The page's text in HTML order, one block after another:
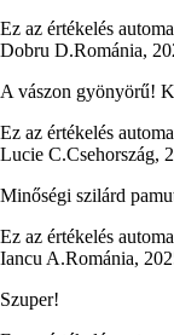
Ez az értékelés
Dobru D.Románia,
A vászon gyönyörű!
Ez az értékelés
Lucie C.Csehország,
Minőségi szilárd
Ez az értékelés
Iancu A.Románia,
Szuper!